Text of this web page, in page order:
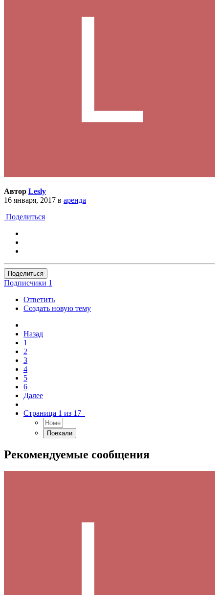
Автор Lesly
16 января, 2017 в аренда
Поделиться
Поделиться
Подписчики 1
Ответить
Создать новую тему
Назад
1
2
3
4
5
6
Далее
Страница 1 из 17
Рекомендуемые сообщения